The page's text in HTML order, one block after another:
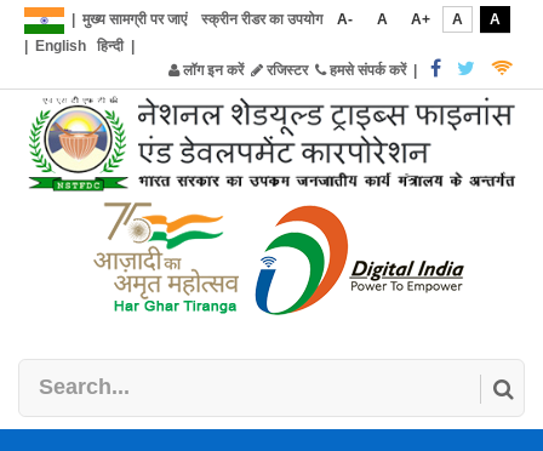
मुख्य सामग्री पर जाएं स्क्रीन रीडर का उपयोग A- A A+ A
A
English हिन्दी|
लॉग इन करें
रजिस्टर हमसे संपर्क करें|